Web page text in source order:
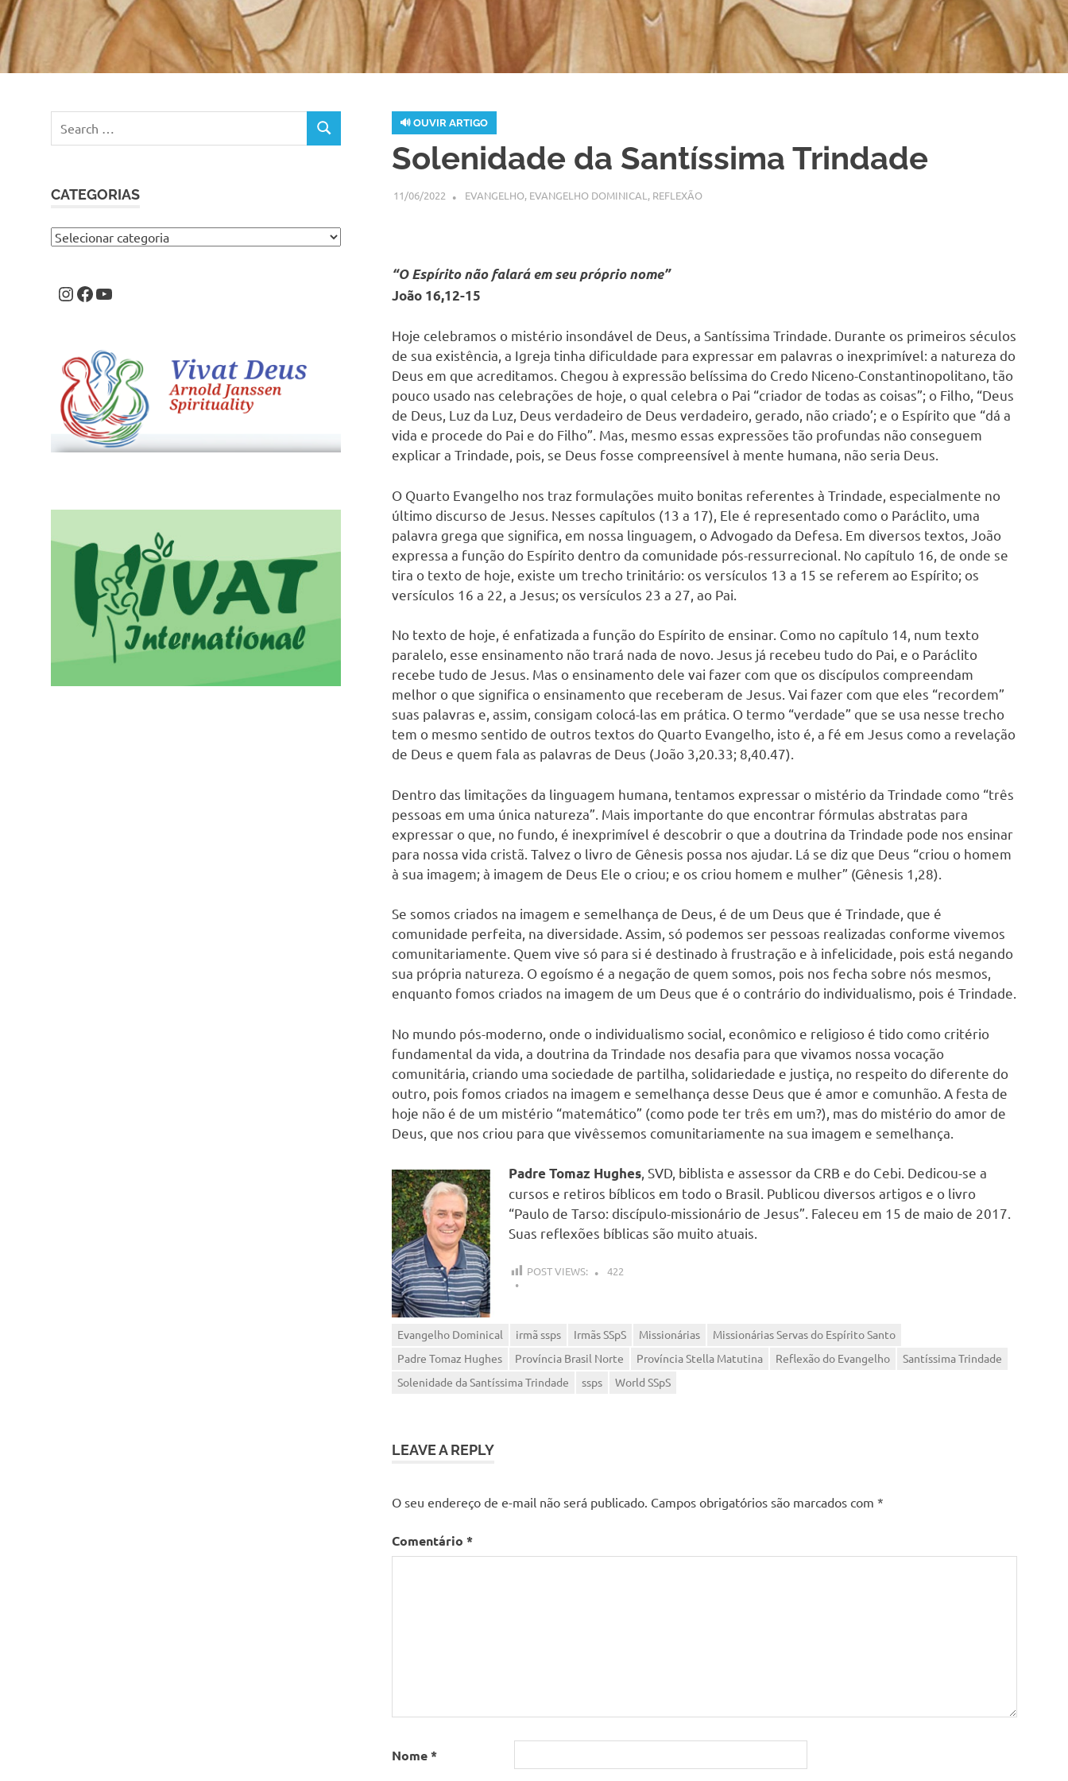
🔊 OUVIR ARTIGO
Solenidade da Santíssima Trindade
11/06/2022 SSPS BRASIL
EVANGELHO, EVANGELHO DOMINICAL , REFLEXÃO
“O Espírito não falará em seu próprio nome”
João 16,12-15
Hoje celebramos o mistério insondável de Deus, a Santíssima Trindade. Durante os primeiros séculos
de sua existência, a Igreja tinha dificuldade para expressar em palavras o inexprimível: a natureza do
Deus em que acreditamos. Chegou à expressão belíssima do Credo Niceno-Constantinopolitano, tão
pouco usado nas celebrações de hoje, o qual celebra o Pai “criador de todas as coisas”; o Filho, “Deus
de Deus, Luz da Luz, Deus verdadeiro de Deus verdadeiro, gerado, não criado’; e o Espírito que “dá a
vida e procede do Pai e do Filho”. Mas, mesmo essas expressões tão profundas não conseguem
explicar a Trindade, pois, se Deus fosse compreensível à mente humana, não seria Deus.
O Quarto Evangelho nos traz formulações muito bonitas referentes à Trindade, especialmente no
último discurso de Jesus. Nesses capítulos (13 a 17), Ele é representado como o Paráclito, uma
palavra grega que significa, em nossa linguagem, o Advogado da Defesa. Em diversos textos, João
expressa a função do Espírito dentro da comunidade pós-ressurrecional. No capítulo 16, de onde se
tira o texto de hoje, existe um trecho trinitário: os versículos 13 a 15 se referem ao Espírito; os
versículos 16 a 22, a Jesus; os versículos 23 a 27, ao Pai.
No texto de hoje, é enfatizada a função do Espírito de ensinar. Como no capítulo 14, num texto
paralelo, esse ensinamento não trará nada de novo. Jesus já recebeu tudo do Pai, e o Paráclito
recebe tudo de Jesus. Mas o ensinamento dele vai fazer com que os discípulos compreendam
melhor o que significa o ensinamento que receberam de Jesus. Vai fazer com que eles “recordem”
suas palavras e, assim, consigam colocá-las em prática. O termo “verdade” que se usa nesse trecho
tem o mesmo sentido de outros textos do Quarto Evangelho, isto é, a fé em Jesus como a revelação
de Deus e quem fala as palavras de Deus (João 3,20.33; 8,40.47).
Dentro das limitações da linguagem humana, tentamos expressar o mistério da Trindade como “três
pessoas em uma única natureza”. Mais importante do que encontrar fórmulas abstratas para
expressar o que, no fundo, é inexprimível é descobrir o que a doutrina da Trindade pode nos ensinar
para nossa vida cristã. Talvez o livro de Gênesis possa nos ajudar. Lá se diz que Deus “criou o homem
à sua imagem; à imagem de Deus Ele o criou; e os criou homem e mulher” (Gênesis 1,28).
Se somos criados na imagem e semelhança de Deus, é de um Deus que é Trindade, que é
comunidade perfeita, na diversidade. Assim, só podemos ser pessoas realizadas conforme vivemos
comunitariamente. Quem vive só para si é destinado à frustração e à infelicidade, pois está negando
sua própria natureza. O egoísmo é a negação de quem somos, pois nos fecha sobre nós mesmos,
enquanto fomos criados na imagem de um Deus que é o contrário do individualismo, pois é Trindade.
No mundo pós-moderno, onde o individualismo social, econômico e religioso é tido como critério
fundamental da vida, a doutrina da Trindade nos desafia para que vivamos nossa vocação
comunitária, criando uma sociedade de partilha, solidariedade e justiça, no respeito do diferente do
outro, pois fomos criados na imagem e semelhança desse Deus que é amor e comunhão. A festa de
hoje não é de um mistério “matemático” (como pode ter três em um?), mas do mistério do amor de
Deus, que nos criou para que vivêssemos comunitariamente na sua imagem e semelhança.
Padre Tomaz Hughes, SVD, biblista e assessor da CRB e do Cebi. Dedicou-se a
cursos e retiros bíblicos em todo o Brasil. Publicou diversos artigos e o livro
“Paulo de Tarso: discípulo-missionário de Jesus”. Faleceu em 15 de maio de 2017.
Suas reflexões bíblicas são muito atuais.
POST VIEWS: 422
Evangelho Dominical irmã ssps Irmãs SSpS Missionárias
Missionárias Servas do Espírito Santo
Padre Tomaz Hughes
Província Brasil Norte Província Stella Matutina Reflexão do Evangelho
Santíssima Trindade
Solenidade da Santíssima Trindade
ssps World SSpS
LEAVE A REPLY
O seu endereço de e-mail não será publicado. Campos obrigatórios são marcados com *
Comentário *
Nome*
for:
SEARCH
CATEGORIAS
Categorias
Instagram
Facebook
Youtube